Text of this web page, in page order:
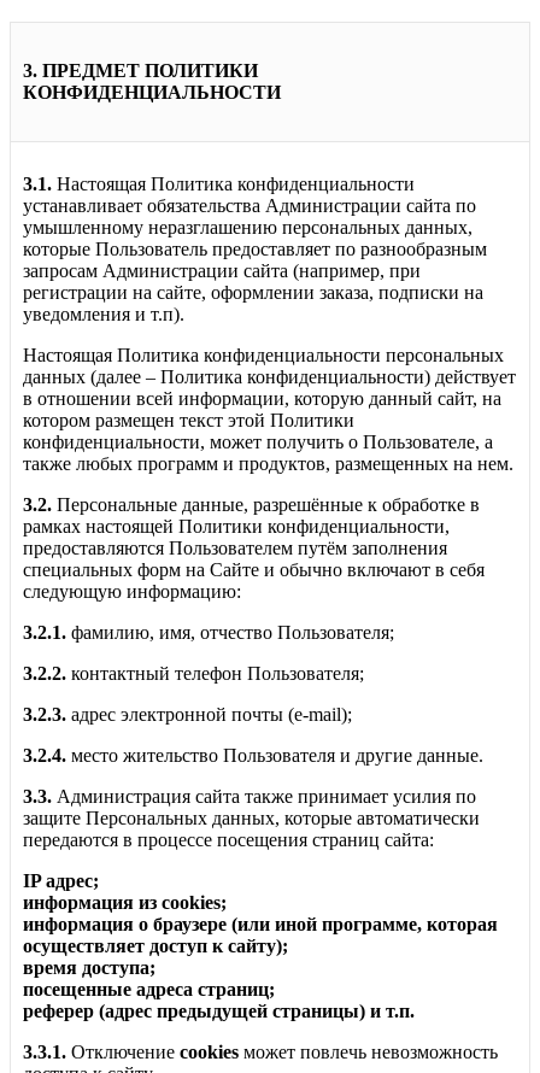
3. ПРЕДМЕТ ПОЛИТИКИ
КОНФИДЕНЦИАЛЬНОСТИ
3.1. Настоящая Политика конфиденциальности
устанавливает обязательства Администрации сайта по
умышленному неразглашению персональных данных,
которые Пользователь предоставляет по разнообразным
запросам Администрации сайта (например, при
регистрации на сайте, оформлении заказа, подписки на
уведомления и т.п).
Настоящая Политика конфиденциальности персональных
данных (далее – Политика конфиденциальности) действует
в отношении всей информации, которую данный сайт, на
котором размещен текст этой Политики
конфиденциальности, может получить о Пользователе, а
также любых программ и продуктов, размещенных на нем.
3.2. Персональные данные, разрешённые к обработке в
рамках настоящей Политики конфиденциальности,
предоставляются Пользователем путём заполнения
специальных форм на Сайте и обычно включают в себя
следующую информацию:
3.2.1. фамилию, имя, отчество Пользователя;
3.2.2. контактный телефон Пользователя;
3.2.3. адрес электронной почты (e-mail);
3.2.4. место жительство Пользователя и другие данные.
3.3. Администрация сайта также принимает усилия по
защите Персональных данных, которые автоматически
передаются в процессе посещения страниц сайта:
IP адрес;
информация из cookies;
информация о браузере (или иной программе, которая
осуществляет доступ к сайту);
время доступа;
посещенные адреса страниц;
реферер (адрес предыдущей страницы) и т.п.
3.3.1. Отключение cookies может повлечь невозможность